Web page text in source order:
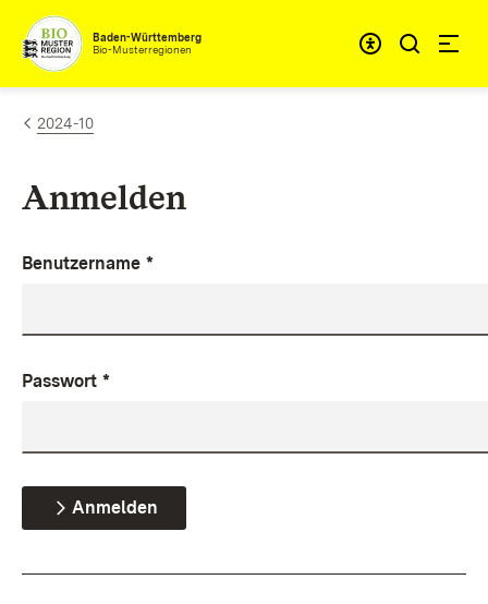
Zum Inhalt springen
Baden-Württemberg
Bio-Musterregionen
2024-10
Anmelden
Benutzername *
Passwort *
Anmelden